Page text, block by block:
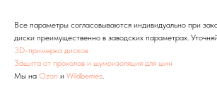
Все параметры согласовываются индивидуально при
диски преимущественно в заводских параметрах.
3D-примерка дисков
Защита от проколов и шумоизоляция для шин
Мы на Ozon и Wildberries.